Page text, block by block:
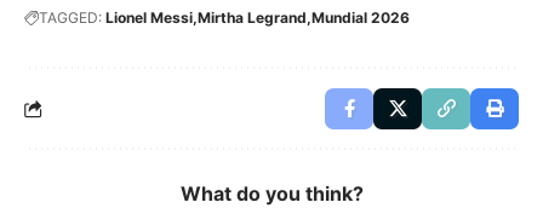
TAGGED: Lionel Messi Mirtha Legrand Mundial 2026
What do you think?